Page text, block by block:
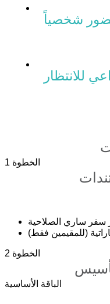
شخصياً
للانتظار
الخطوة 1
سفر ساري الصلاحية
(للمقيمين فقط)
الخطوة 2
الباقة الأساسية